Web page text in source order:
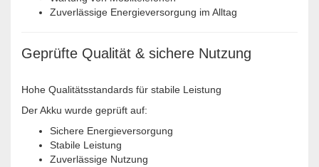
Zuverlässige Energieversorgung im Alltag
Geprüfte Qualität & sichere Nutzung
Hohe Qualitätsstandards für stabile Leistung
Der Akku wurde geprüft auf:
Sichere Energieversorgung
Stabile Leistung
Zuverlässige Nutzung